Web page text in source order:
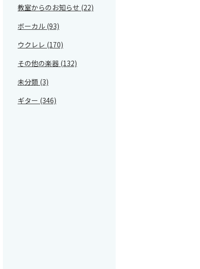
教室からのお知らせ (22)
ボーカル (93)
ウクレレ (170)
その他の楽器 (132)
未分類 (3)
ギター (346)